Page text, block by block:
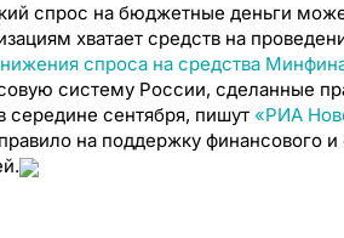
спрос на бюджетные деньги
хватает средств на
спроса на средства
систему России, сделанные
сентября, пишут «РИА
на поддержку финансового